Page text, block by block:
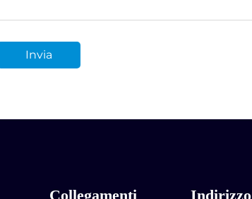
Invia
Collegamenti
Indirizzo